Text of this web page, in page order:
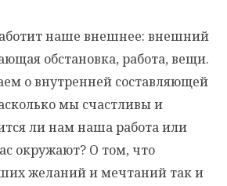
наше внешнее: внешний
обстановка, работа, вещи.
о внутренней составляющей
мы счастливы и
ли нам наша работа или
окружают? О том, что
желаний и мечтаний так и